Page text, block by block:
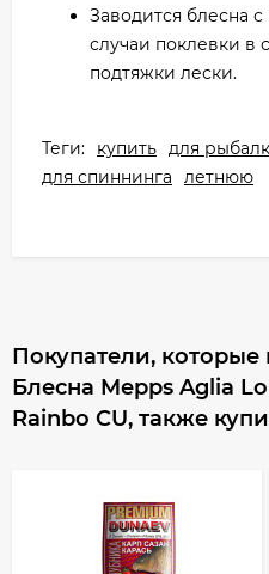
Заводится блесна
случаи поклевки
подтяжки лески.
Теги: купить для
для спиннинга
летнюю
Покупатели,
Блесна Mepps Aglia
Rainbo CU, также